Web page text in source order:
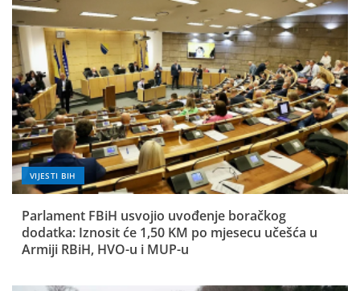
VIJESTI BIH
Parlament FBiH usvojio uvođenje boračkog
dodatka: Iznosit će 1,50 KM po mjesecu učešća u
Armiji RBiH, HVO-u i MUP-u